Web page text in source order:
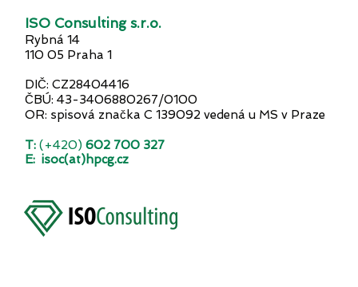
finance i dobré jméno.
ISO Consulting s.r.o.
Rybná 14
110 05 Praha 1
DIČ: CZ28404416
ČBÚ: 43-3406880267/0100
OR: spisová značka C 139092 vedená u MS v Praze
T: (+420) 602 700 327
E: isoc(at)hpcg.cz